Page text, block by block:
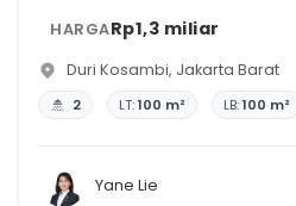
HARGARp1,3 miliar
Duri Kosambi, Jakarta Barat
2 LT:100 m² LB:100 m²
Yane Lie